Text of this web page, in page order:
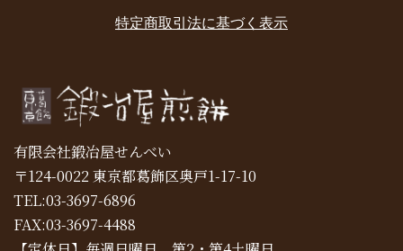
特定商取引法に基づく表示
有限会社鍛冶屋せんべい
〒124-0022 東京都葛飾区奥戸1-17-10
TEL:03-3697-6896
FAX:03-3697-4488